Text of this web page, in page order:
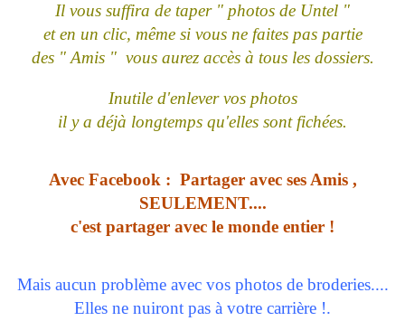
Il vous suffira de taper " photos de Untel "
et en un clic, même si vous ne faites pas partie
des " Amis " vous aurez accès à tous les dossiers.
Inutile d'enlever vos photos
il y a déjà longtemps qu'elles sont fichées.
Avec Facebook : Partager avec ses Amis ,
SEULEMENT....
c'est partager avec le monde entier !
Mais aucun problème avec vos photos de broderies....
Elles ne nuiront pas à votre carrière !.